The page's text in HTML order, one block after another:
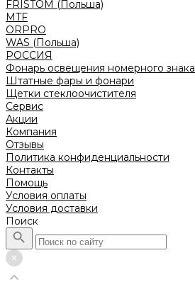
FRISTOM (Польша)
MTF
ORPRO
WAS (Польша)
РОССИЯ
Фонарь освещения номерного знака
Штатные фары и фонари
Щетки стеклоочистителя
Сервис
Акции
Компания
Отзывы
Политика конфиденциальности
Контакты
Помощь
Условия оплаты
Условия доставки
Поиск